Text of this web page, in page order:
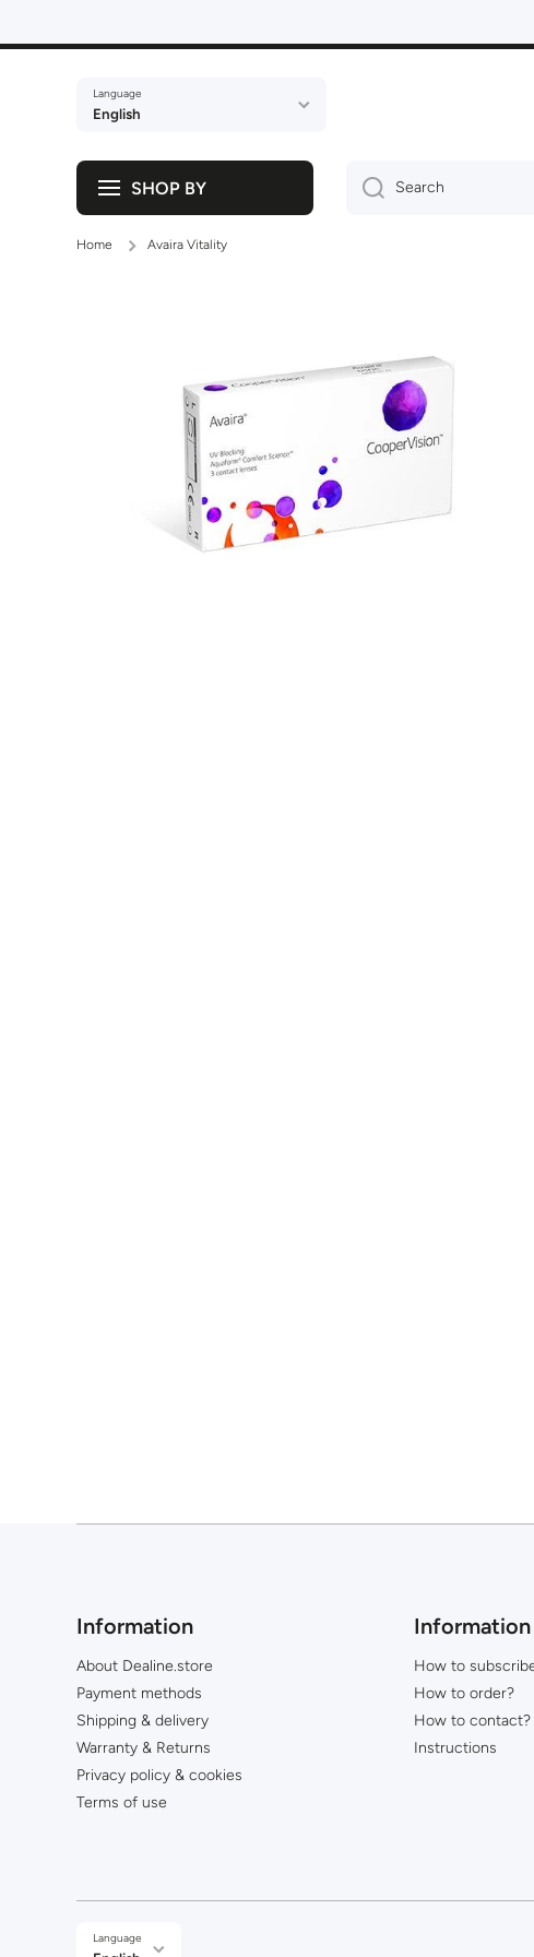
Language
English
SHOP BY Search
Home Avaira Vitality
Information
About Dealine.store
Payment methods
Shipping & delivery
Warranty & Returns
Privacy policy & cookies
Terms of use
Information
How to
How to order?
How to contact?
Instructions
Language